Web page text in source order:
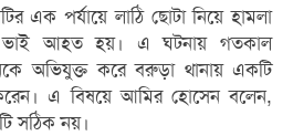
এক পর্যায়ে লাঠি ছোটা নিয়ে হামলা
ও ভাই আহত হয়। এ ঘটনায় গতকাল
অভিযুক্ত করে বরুড়া থানায় একটি
এ বিষয়ে আমির হোসেন বলেন,
সঠিক নয়।